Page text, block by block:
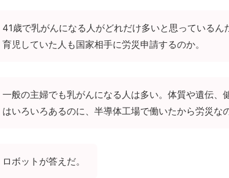
41歳で乳がんになる人がどれだけ多いと思っているん
育児していた人も国家相手に労災申請するのか。
一般の主婦でも乳がんになる人は多い。体質や遺伝、
はいろいろあるのに、半導体工場で働いたから労災なの
ロボットが答えだ。